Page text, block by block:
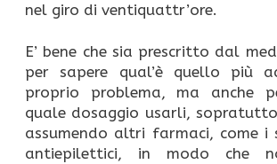
nel giro di ventiquattr’ore.
E’ bene che sia prescritto dal
per sapere qual’è quello più
proprio problema, ma anche
quale dosaggio usarli,
assumendo altri farmaci, come i
antiepilettici, in modo che